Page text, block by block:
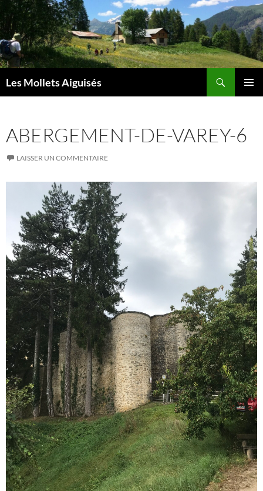
Aller
au
contenu
Les Mollets Aiguisés
ABERGEMENT-DE-VAREY-6
LAISSER UN COMMENTAIRE